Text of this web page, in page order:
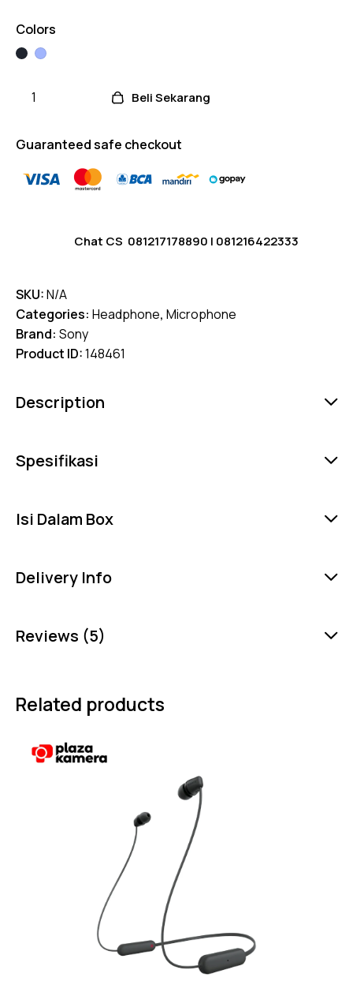
Colors
Beli Sekarang
Guaranteed safe checkout
Chat CS 081217178890 | 081216422333
SKU:N/A
Categories: Headphone, Microphone
Brand: Sony
Product ID:148461
Description
Spesifikasi
Isi Dalam Box
Delivery Info
Reviews (5)
Related products